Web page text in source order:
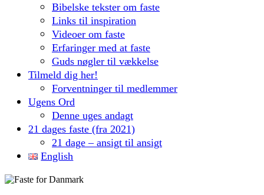
Bibelske tekster om faste
Links til inspiration
Videoer om faste
Erfaringer med at faste
Guds nøgler til vækkelse
Tilmeld dig her!
Forventninger til medlemmer
Ugens Ord
Denne uges andagt
21 dages faste (fra 2021)
21 dage – ansigt til ansigt
English